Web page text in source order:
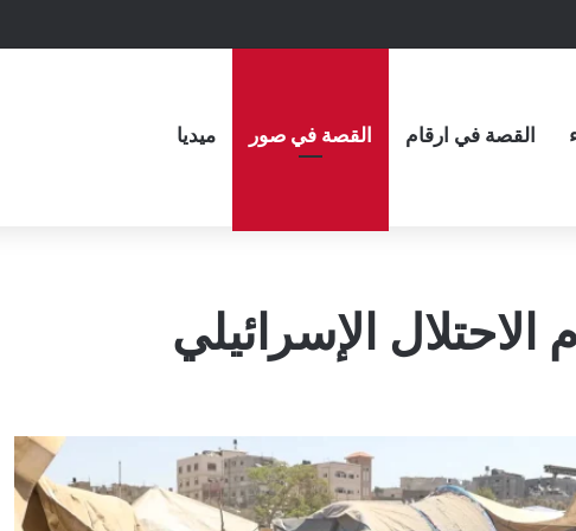
القصة في ارقام القصة في صور ميديا
الإسرائيلي